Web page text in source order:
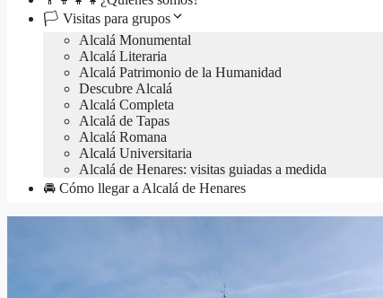
🏳 Visitas para grupos
Alcalá Monumental
Alcalá Literaria
Alcalá Patrimonio de la Humanidad
Descubre Alcalá
Alcalá Completa
Alcalá de Tapas
Alcalá Romana
Alcalá Universitaria
Alcalá de Henares: visitas guiadas a medida
🚘 Cómo llegar a Alcalá de Henares